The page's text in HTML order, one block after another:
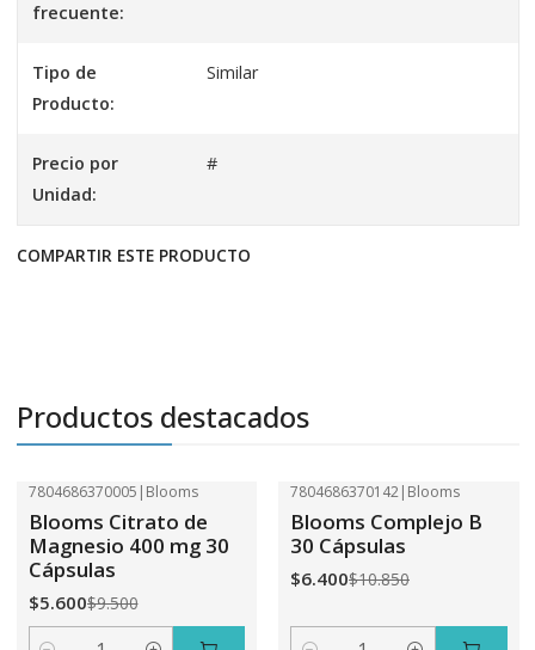
frecuente:
Tipo de
Producto:
Similar
Precio por
Unidad:
#
COMPARTIR ESTE PRODUCTO
Productos destacados
7804686370005 | Blooms
Blooms Citrato de
Magnesio 400 mg 30
Cápsulas
$5.600$9.500
7804686370142| Blooms
Blooms Complejo B
30 Cápsulas
$6.400$10.850